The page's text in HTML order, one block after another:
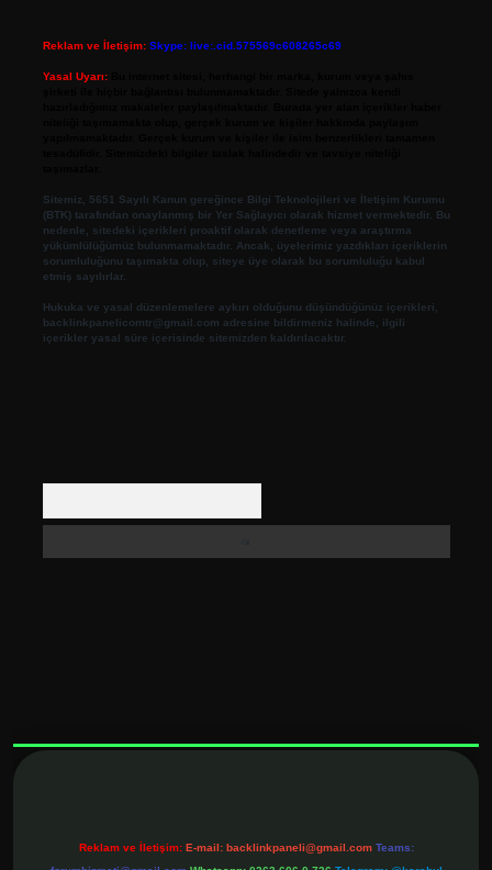
Reklam ve İletişim: Skype: live:.cid.575569c608265c69
Yasal Uyarı:
Sitemiz, 5651 Sayılı Kanun gereğince Bilgi Teknolojileri ve İletişim Kurumu
(BTK) tarafından onaylanmış bir Yer Sağlayıcı olarak hizmet vermektedir. Bu
nedenle, sitedeki içerikleri proaktif olarak denetleme veya araştırma
yükümlülüğümüz bulunmamaktadır. Ancak, üyelerimiz yazdıkları içeriklerin
sorumluluğunu taşımakta olup, siteye üye olarak bu sorumluluğu kabul
etmiş sayılırlar.
Hukuka ve yasal düzenlemelere aykırı olduğunu düşündüğünüz içerikleri,
backlinkpanelicomtr@gmail.com adresine bildirmeniz halinde, ilgili
içerikler yasal süre içerisinde sitemizden kaldırılacaktır.
Reklam ve İletişim: E-mail: backlinkpaneli@gmail.com Teams: